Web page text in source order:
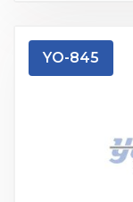
YO-845